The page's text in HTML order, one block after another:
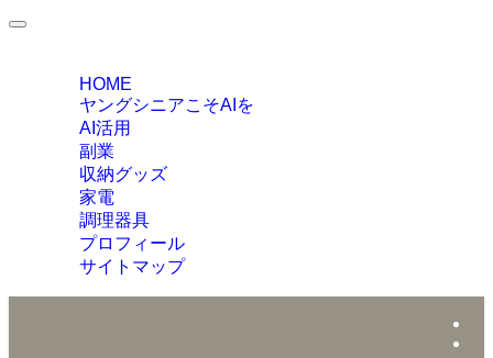
HOME
ヤングシニアこそAIを
AI活用
副業
収納グッズ
家電
調理器具
プロフィール
サイトマップ